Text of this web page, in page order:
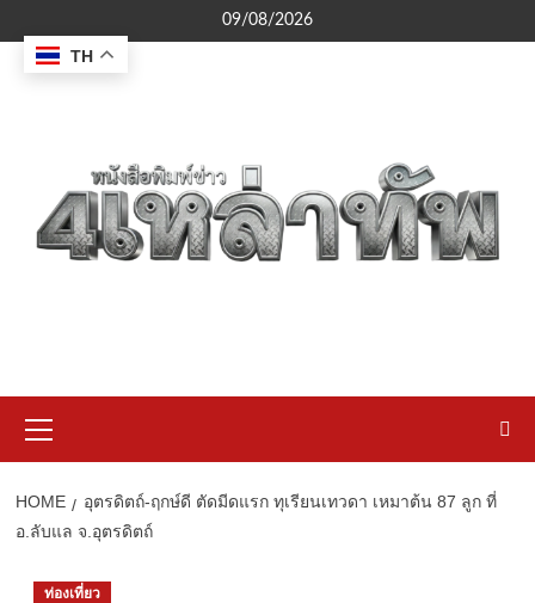
to
content
09/08/2026
Menu
HOME
อุตรดิตถ์-ฤกษ์ดี ตัดมีดแรก ทุเรียนเทวดา เหมาต้น 87 ลูก ที่
อ.ลับแล จ.อุตรดิตถ์
ท่องเที่ยว
TH